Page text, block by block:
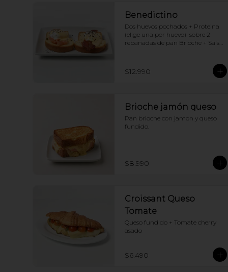
Benedictino
Dos huevos pochados + Proteina
(elige una por huevo)  sobre 2
rebanadas de pan Brioche + Salsa
$12.990
Brioche jamón queso
Pan brioche con jamon y queso
fundido.
$8.990
Croissant Queso
Tomate
Queso fundido + Tomate cherry
asado
$6.490